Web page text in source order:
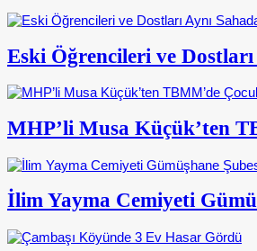
Eski Öğrencileri ve
MHP’li Musa Küçük’ten
İlim Yayma Cemiyeti